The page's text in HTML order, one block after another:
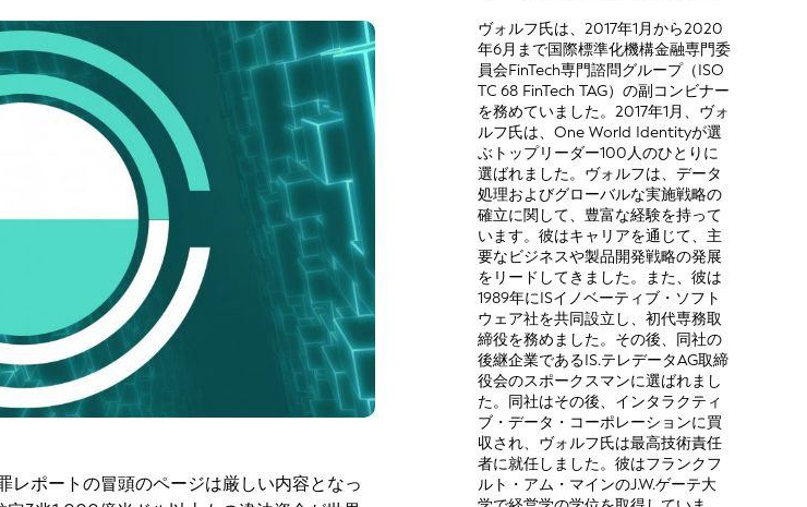
ポートの冒頭のページは厳しい内容となっ
ヴォルフ氏は、2017年1月から2020
年6月まで国際標準化機構金融専門委
員会FinTech専門諮問グループ（ISO
TC 68 FinTech TAG）の副コンビナー
を務めていました。2017年1月、ヴォ
ルフ氏は、One World Identityが選
ぶトップリーダー100人のひとりに
選ばれました。ヴォルフは、データ
処理およびグローバルな実施戦略の
確立に関して、豊富な経験を持って
います。彼はキャリアを通じて、主
要なビジネスや製品開発戦略の発展
をリードしてきました。また、彼は
1989年にISイノベーティブ・ソフト
ウェア社を共同設立し、初代専務取
締役を務めました。その後、同社の
後継企業であるIS.テレデータAG取締
役会のスポークスマンに選ばれまし
た。同社はその後、インタラクティ
ブ・データ・コーポレーションに買
収され、ヴォルフ氏は最高技術責任
者に就任しました。彼はフランクフ
ルト・アム・マインのJ.W.ゲーテ大